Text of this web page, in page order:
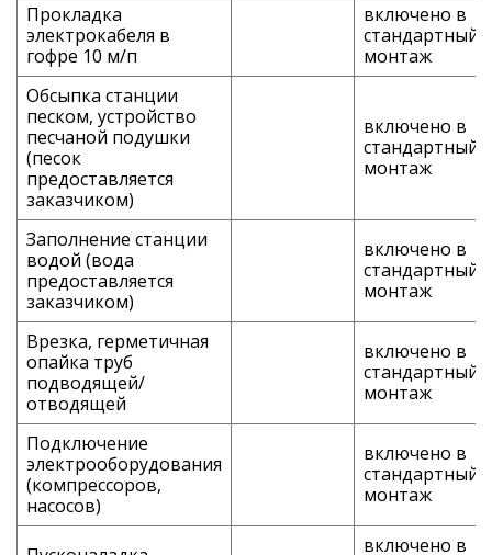
Прокладка
электрокабеля в
гофре 10 м/п
включено в
стандартный
монтаж
Обсыпка станции
песком, устройство
песчаной подушки
(песок
предоставляется
заказчиком)
включено в
стандартный
монтаж
Заполнение станции
водой (вода
предоставляется
заказчиком)
включено в
стандартный
монтаж
Врезка, герметичная
опайка труб
подводящей/
отводящей
включено в
стандартный
монтаж
Подключение
электрооборудования
(компрессоров,
насосов)
включено в
стандартный
монтаж
включено в